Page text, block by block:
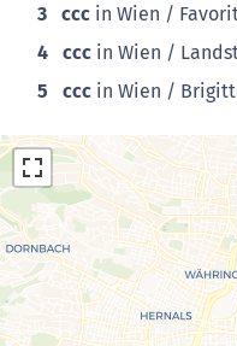
3 ccc in Wien /
4 ccc in Wien /
5 ccc in Wien /